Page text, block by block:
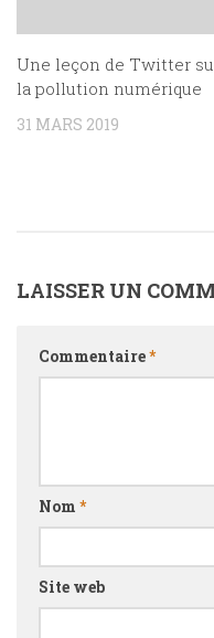
Une leçon de Twitter
la pollution numérique
31 MARS 2019
LAISSER UN
Commentaire*
Nom *
Site web